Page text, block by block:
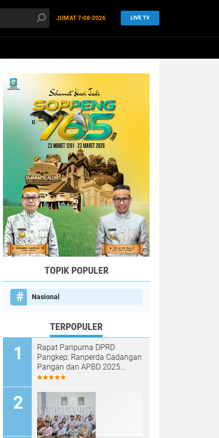
JUM'AT7•08•2026 LIVE TV
TOPIK POPULER
Nasional
TERPOPULER
Rapat Paripurna DPRD
Pangkep: Ranperda Cadangan
Pangan dan APBD 2025
Disetujui dengan Sejumlah